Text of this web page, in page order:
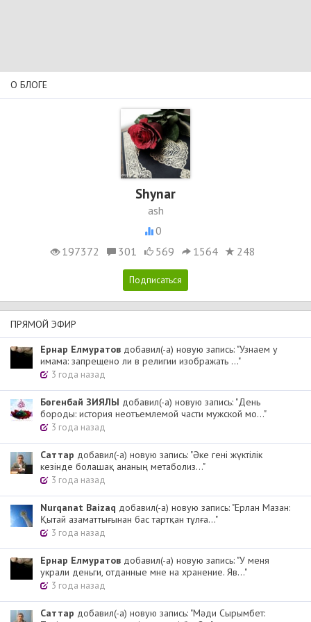
О БЛОГЕ
Shynar
ash
0
197372
301 569 1564 248
ПРЯМОЙ ЭФИР
Ернар Елмуратов добавил(-а) новую запись: "Узнаем у
имама: запрещено ли в религии изображать ..."
3 года назад
Бөгенбай ЗИЯЛЫ добавил(-а) новую запись: "День
бороды: история неотъемлемой части мужской мо..."
3 года назад
Cаттар добавил(-а) новую запись: "Әке гені жүктілік
кезінде болашақ ананың метаболиз..."
3 года назад
Nurqanat Baizaq добавил(-а) новую запись: "Ерлан Мазан:
Қытай азаматтығынан бас тартқан тұлға..."
3 года назад
Ернар Елмуратов добавил(-а) новую запись: "У меня
украли деньги, отданные мне на хранение. Яв..."
3 года назад
Cаттар добавил(-а) новую запись: "Мәди Сырымбет: